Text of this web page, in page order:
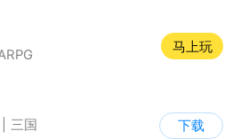
马上玩
三国
下载